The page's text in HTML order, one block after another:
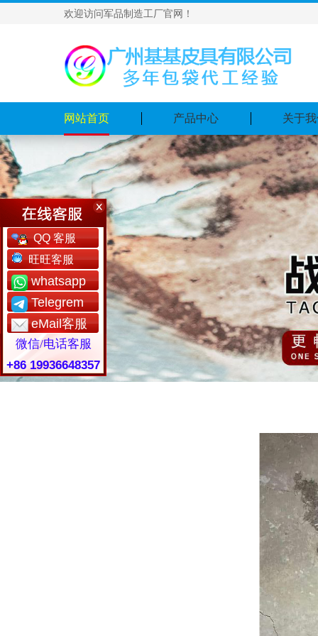
欢迎访问军品制造工厂官网！
网站首页 产品中心 关于
QQ 客服
旺旺客服
whatsapp
Telegrem
eMail客服
微信/电话客服
+86 19936648357